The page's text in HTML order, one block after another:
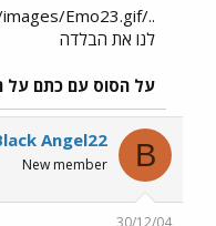
לנו את הבלדה
על הסוס עם כתם על
B
Angel22
New member
30/12/04